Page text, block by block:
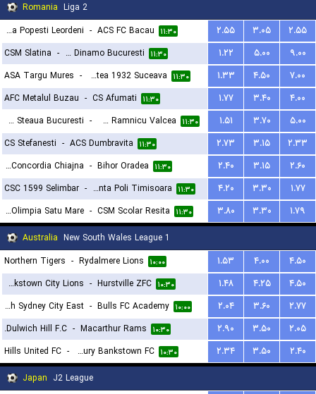
Romania Liga 2
Acs Gloria Popesti Leordeni
- ACS FC Bacau ۱۱:۳۰ ۲.۵۵ ۳.۰۵
۲.۵۵
CSM Slatina - CS Dinamo Bucuresti ۱۱:۳۰ ۱.۲۲ ۵.۰۰
۹.۰۰
ASA Targu Mures - ACSM Cetatea 1932 Suceava ۱۱:۳۰ ۱.۳۳ ۴.۵۰
۷.۰۰
AFC Metalul Buzau - CS Afumati ۱۱:۳۰ ۱.۷۷ ۳.۴۰
۴.۰۰
CSA Steaua Bucuresti
- SCM Ramnicu Valcea ۱۱:۳۰ ۱.۵۱ ۳.۷۰
۵.۰۰
CS Stefanesti - ACS Dumbravita ۱۱:۳۰ ۲.۷۳ ۳.۱۵
۲.۳۳
CS Concordia Chiajna
- Bihor Oradea ۱۱:۳۰ ۲.۴۰ ۳.۱۵
۲.۶۰
CSC 1599 Selimbar - ACS Stinta Poli Timisoara ۱۱:۳۰ ۴.۲۰ ۳.۳۰
۱.۷۷
CSM Olimpia Satu Mare
- CSM Scolar Resita ۱۱:۳۰ ۳.۸۰ ۳.۳۰
۱.۷۹
Australia New South Wales League 1
Northern Tigers - Rydalmere Lions ۱۰:۰۰ ۱.۵۳ ۴.۰۰
۴.۵۰
Bankstown City Lions
- Hurstville ZFC ۱۰:۳۰ ۱.۴۸ ۴.۲۵
۴.۵۰
Hakoah Sydney City East
- Bulls FC Academy ۱۰:۰۰ ۲.۰۴ ۳.۶۰
۲.۷۷
Dulwich Hill F.C. - Macarthur Rams ۱۰:۳۰ ۲.۹۰ ۳.۵۰
۲.۰۵
Hills United FC - Canterbury Bankstown FC ۱۰:۳۰ ۲.۳۴ ۳.۵۰
۲.۴۰
Japan J2 League